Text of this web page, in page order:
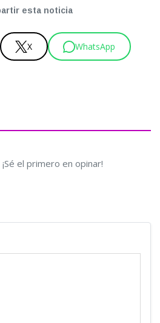
esta noticia
X WhatsApp
el primero en opinar!